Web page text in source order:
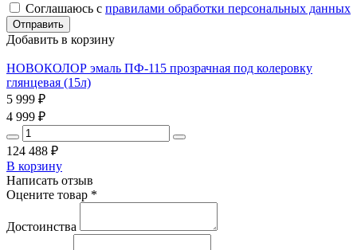
Соглашаюсь с правилами обработки персональных данных
Добавить в корзину
НОВОКОЛОР эмаль ПФ-115 прозрачная под колеровку
глянцевая (15л)
5 999 ₽
4 999 ₽
124 488 ₽
В корзину
Написать отзыв
Оцените товар *
Достоинства